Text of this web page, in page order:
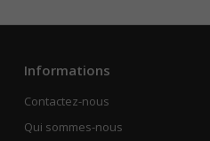
Informations
Contactez-nous
Qui sommes-nous